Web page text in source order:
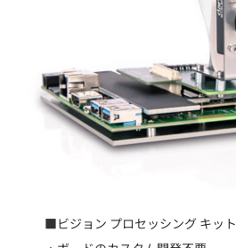
■ビジョン プロセッシング キット